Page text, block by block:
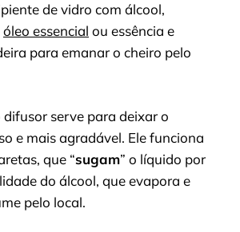
de vidro com álcool,
óleo essencial ou essência e
para emanar o cheiro pelo
difusor serve para deixar o
e mais agradável. Ele funciona
que “sugam” o líquido por
do álcool, que evapora e
pelo local.